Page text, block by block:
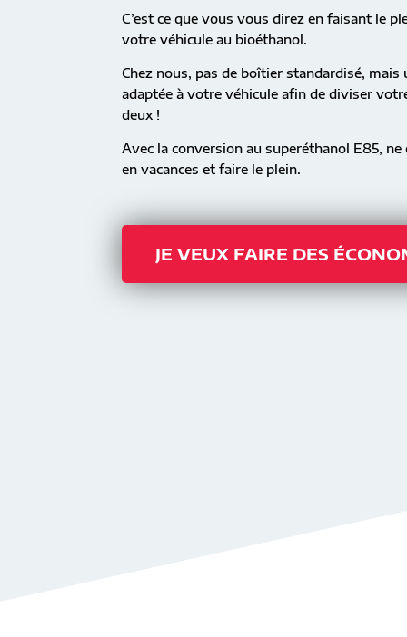
C’est ce que vous vous direz en faisant le
votre véhicule au bioéthanol.
Chez nous, pas de boîtier standardisé,
adaptée à votre véhicule afin de diviser
deux !
Avec la conversion au superéthanol E85,
en vacances et faire le plein.
JE VEUX FAIRE DES